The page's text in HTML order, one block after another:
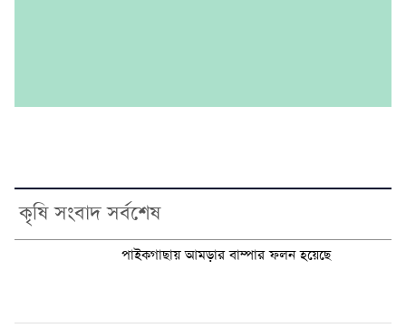
কৃষি সংবাদ সর্বশেষ
পাইকগাছায় আমড়ার বাম্পার ফলন হয়েছে